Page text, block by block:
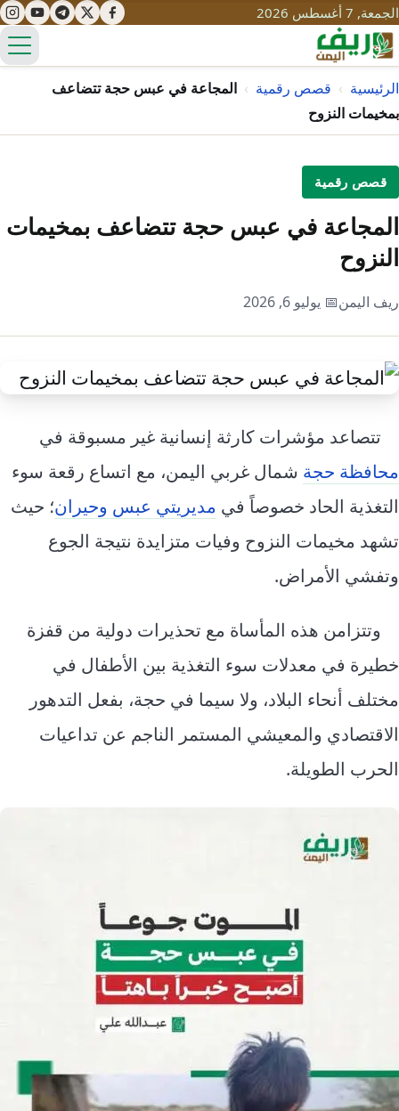
الجمعة, 7 أغسطس 2026
صحة
مياه
طرُق
تنمية
قصص نجاح
مبادرات
سياحة
تراث
ثقافة
إرشاد زراعي
نساء
معيشة
قصة
قصص رقمية
تقارير صور
الرئيسية › قصص رقمية › المجاعة في عبس حجة تتضاعف
بمخيمات النزوح
قصص رقمية
المجاعة في عبس حجة تتضاعف بمخيمات
النزوح
ريف اليمن📅 يوليو 6, 2026
تتصاعد مؤشرات كارثة إنسانية غير مسبوقة في
محافظة حجة شمال غربي اليمن، مع اتساع رقعة سوء
التغذية الحاد خصوصاً في مديريتي عبس وحيران؛ حيث
تشهد مخيمات النزوح وفيات متزايدة نتيجة الجوع
وتفشي الأمراض.
وتتزامن هذه المأساة مع تحذيرات دولية من قفزة
خطيرة في معدلات سوء التغذية بين الأطفال في
مختلف أنحاء البلاد، ولا سيما في حجة، بفعل التدهور
الاقتصادي والمعيشي المستمر الناجم عن تداعيات
الحرب الطويلة.